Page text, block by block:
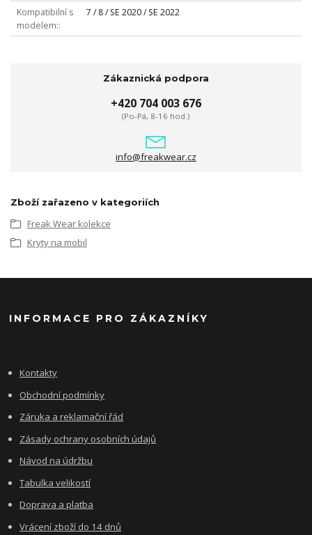
Kompatibilní s
modelem:
7 / 8 / SE 2020 / SE 2022
Zákaznická podpora
+420 704 003 676
(Po-Pá, 8-16 hod.)
info@freakwear.cz
Zboží zařazeno v kategoriích
Freak Wear kolekce
Kryty na mobil
INFORMACE PRO ZÁKAZNÍKY
Kontakty
Obchodní podmínky
Záruka a reklamační řád
Zásady ochrany osobních údajů
Návod na údržbu
Tabulka velikostí
Doprava a platba
Vrácení zboží do 14 dnů